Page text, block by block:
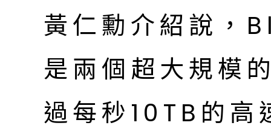
黃仁勳介紹說
是兩個超大規模
過每秒10TB的高